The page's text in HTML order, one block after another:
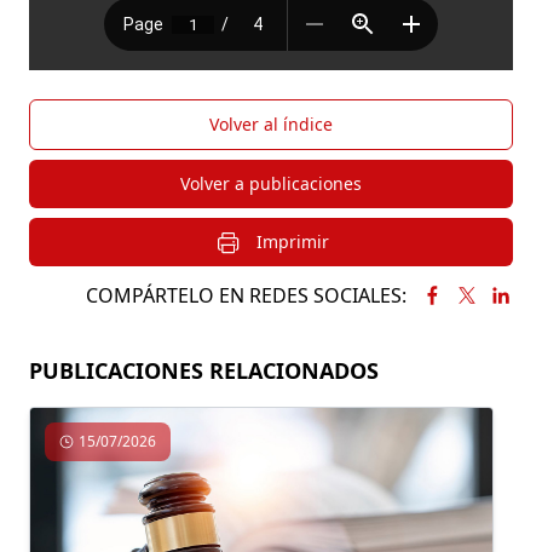
Volver al índice
Volver a publicaciones
Imprimir
COMPÁRTELO EN REDES SOCIALES:
PUBLICACIONES RELACIONADOS
15/07/2026